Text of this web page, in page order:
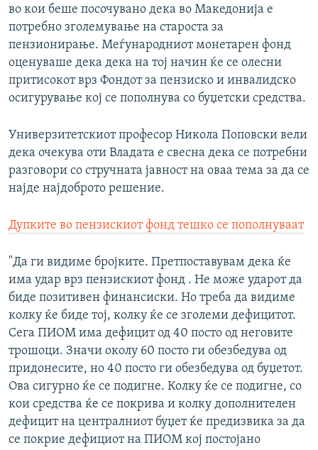
во кои беше посочувано дека во Македонија е
потребно зголемување на староста за
пензионирање. Меѓународниот монетарен фонд
оценуваше дека дека на тој начин ќе се олесни
притисокот врз Фондот за пензиско и инвалидско
осигурување кој се пополнува со буџетски средства.
Универзитетскиот професор Никола Поповски вели
дека очекува оти Владата е свесна дека се потребни
разговори со стручната јавност на оваа тема за да се
најде најдоброто решение.
Дупките во пензискиот фонд тешко се пополнуваат
"Да ги видиме бројките. Претпоставувам дека ќе
има удар врз пензискиот фонд . Не може ударот да
биде позитивен финансиски. Но треба да видиме
колку ќе биде тој, колку ќе се зголеми дефицитот.
Сега ПИОМ има дефицит од 40 посто од неговите
трошоци. Значи околу 60 посто ги обезбедува од
придонесите, но 40 посто ги обезбедува од буџетот.
Ова сигурно ќе се подигне. Колку ќе се подигне, со
кои средства ќе се покрива и колку дополнителен
дефицит на централниот буџет ќе предизвика за да
се покрие дефициот на ПИОМ кој постојано